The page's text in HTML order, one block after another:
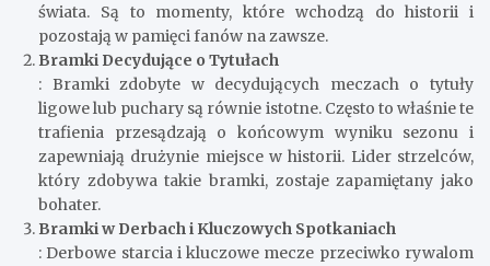
świata. Są to momenty, które wchodzą do historii i
pozostają w pamięci fanów na zawsze.
Bramki Decydujące o Tytułach
: Bramki zdobyte w decydujących meczach o tytuły
ligowe lub puchary są równie istotne. Często to właśnie te
trafienia przesądzają o końcowym wyniku sezonu i
zapewniają drużynie miejsce w historii. Lider strzelców,
który zdobywa takie bramki, zostaje zapamiętany jako
bohater.
Bramki w Derbach i Kluczowych Spotkaniach
: Derbowe starcia i kluczowe mecze przeciwko rywalom